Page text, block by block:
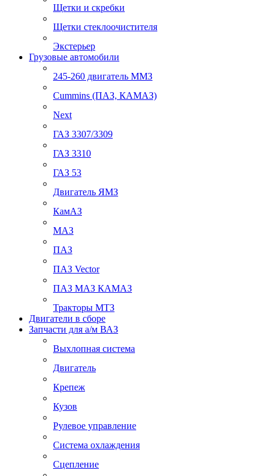
Щетки и скребки
Щетки стеклоочистителя
Экстерьер
Грузовые автомобили
245-260 двигатель ММЗ
Cummins (ПАЗ, КАМАЗ)
Next
ГАЗ 3307/3309
ГАЗ 3310
ГАЗ 53
Двигатель ЯМЗ
КамАЗ
МАЗ
ПАЗ
ПАЗ Vector
ПАЗ МАЗ КАМАЗ
Тракторы МТЗ
Двигатели в сборе
Запчасти для а/м ВАЗ
Выхлопная система
Двигатель
Крепеж
Кузов
Рулевое управление
Система охлаждения
Сцепление